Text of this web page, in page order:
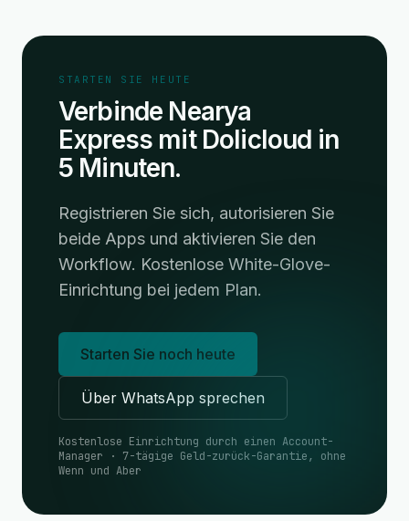
STARTEN SIE HEUTE
Verbinde Nearya
Express mit Dolicloud in
5 Minuten.
Registrieren Sie sich, autorisieren Sie
beide Apps und aktivieren Sie den
Workflow. Kostenlose White-Glove-
Einrichtung bei jedem Plan.
Starten Sie noch heute
Über WhatsApp sprechen
Kostenlose Einrichtung durch einen Account-
Manager · 7-tägige Geld-zurück-Garantie, ohne
Wenn und Aber